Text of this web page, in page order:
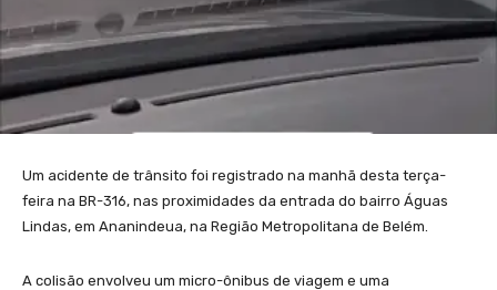
Um acidente de trânsito foi registrado na manhã desta terça-
feira na BR-316, nas proximidades da entrada do bairro Águas
Lindas, em Ananindeua, na Região Metropolitana de Belém.
A colisão envolveu um micro-ônibus de viagem e uma